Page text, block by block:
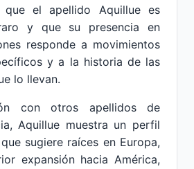
que el apellido Aquillue es
y que su presencia en
responde a movimientos
y a la historia de las
lo llevan.
con otros apellidos de
Aquillue muestra un perfil
sugiere raíces en Europa,
expansión hacia América,